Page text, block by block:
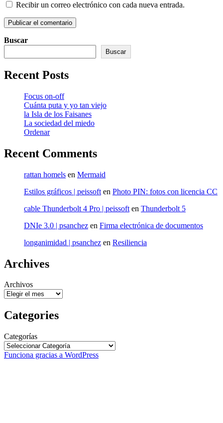
Recibir un correo electrónico con cada nueva entrada.
Buscar
Buscar
Recent Posts
Focus on-off
Cuánta puta y yo tan viejo
la Isla de los Faisanes
La sociedad del miedo
Ordenar
Recent Comments
rattan homels en Mermaid
Estilos gráficos | peissoft en Photo PIN: fotos con licencia CC
cable Thunderbolt 4 Pro | peissoft en Thunderbolt 5
DNIe 3.0 | psanchez en Firma electrónica de documentos
longanimidad | psanchez en Resiliencia
Archives
Archivos
Categories
Categorías
Funciona gracias a WordPress